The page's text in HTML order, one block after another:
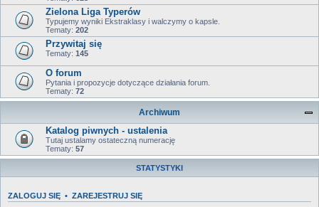
Zielona Liga Typerów
Typujemy wyniki Ekstraklasy i walczymy o kapsle.
Tematy: 202
Przywitaj się
Tematy: 145
O forum
Pytania i propozycje dotyczące działania forum.
Tematy: 72
Archiwum
Katalog piwnych - ustalenia
Tutaj ustalamy ostateczną numerację
Tematy: 57
STATYSTYKI
ZALOGUJ SIĘ • ZAREJESTRUJ SIĘ